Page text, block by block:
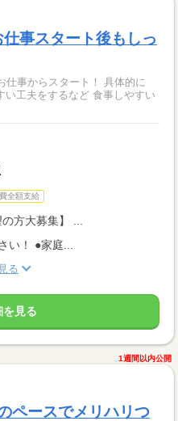
仕事スタート後もしっ
らスタート！ 具体的に
全額支給
方大募集】 ...
い！ ●家庭...
る
を見る
1週間以内公開
ペースでメリハリつ